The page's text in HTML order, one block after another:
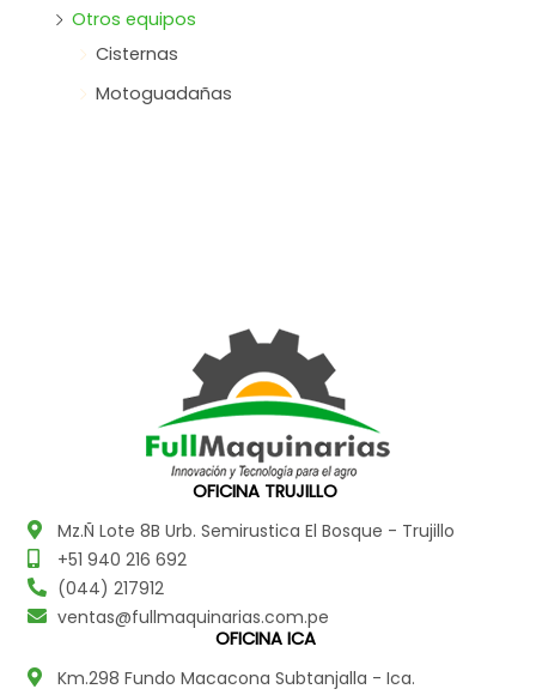
Otros equipos
Cisternas
Motoguadañas
OFICINA TRUJILLO
Mz.Ñ Lote 8B Urb. Semirustica El Bosque - Trujillo
+51 940 216 692
(044) 217912
ventas@fullmaquinarias.com.pe
OFICINA ICA
Km.298 Fundo Macacona Subtanjalla - Ica.